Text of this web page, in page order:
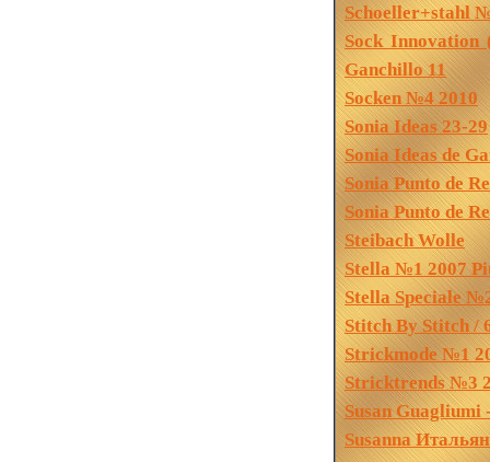
Schoeller+stahl
Sock Innovation
Ganchillo 11
Socken №4 2010
Sonia Ideas 23-29
Sonia Ideas de
Sonia Punto de
Sonia Punto de
Steibach Wolle
Stella №1 2007
Stella Speciale
Stitch By Stitch /
Strickmode №1
Stricktrends №3
Susan Guagliumi
Susanna